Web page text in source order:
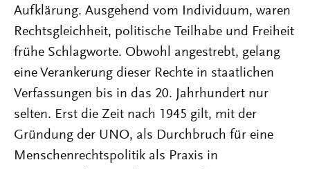
Aufklärung. Ausgehend vom Individuum, waren
Rechtsgleichheit, politische Teilhabe und Freiheit
frühe Schlagworte. Obwohl angestrebt, gelang
eine Verankerung dieser Rechte in staatlichen
Verfassungen bis in das 20. Jahrhundert nur
selten. Erst die Zeit nach 1945 gilt, mit der
Gründung der UNO, als Durchbruch für eine
Menschenrechtspolitik als Praxis in